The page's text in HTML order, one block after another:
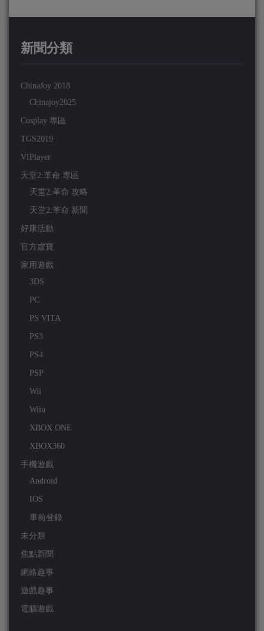
新聞分類
ChinaJoy 2018
Chinajoy2025
Cosplay 專區
TGS2019
VIPlayer
天堂2:革命 專區
天堂2:革命 攻略
天堂2:革命 新聞
好康活動
官方虛寶
家用遊戲
3DS
PC
PS VITA
PS3
PS4
PSP
Wii
Wiiu
XBOX ONE
XBOX360
手機遊戲
Android
IOS
事前登錄
未分類
焦點新聞
網絡趣事
遊戲趣事
電腦遊戲